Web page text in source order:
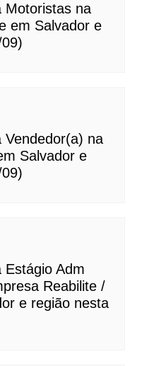
Motoristas na
em Salvador e
Vendedor(a) na
Salvador e
Estágio Adm
Reabilite /
e região nesta